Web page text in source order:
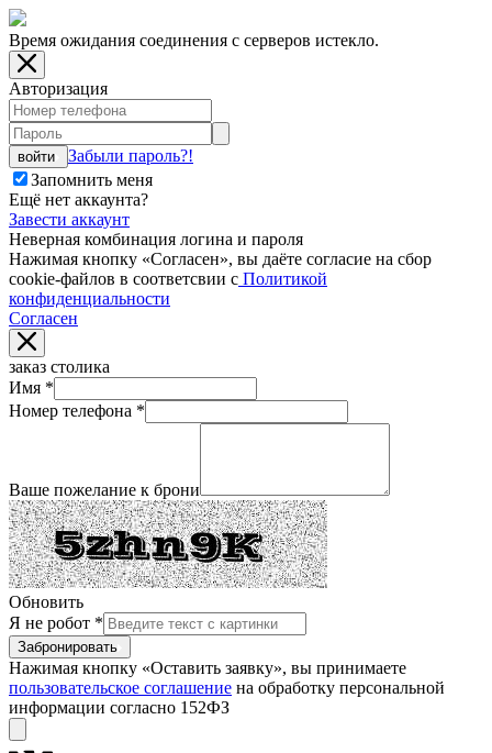
Время ожидания соединения с серверов истекло.
Авторизация
войти
Забыли пароль?!
Запомнить меня
Ещё нет аккаунта?
Завести аккаунт
Неверная комбинация логина и пароля
Нажимая кнопку «Согласен», вы даёте cогласие на сбор
cookie-файлов в соответсвии с Политикой
конфиденциальности
Согласен
заказ столика
Имя *
Номер телефона *
Ваше пожелание к брони
Обновить
Я не робот *
Забронировать
Нажимая кнопку «Оставить заявку», вы принимаете
пользовательское соглашение на обработку персональной
информации согласно 152ФЗ